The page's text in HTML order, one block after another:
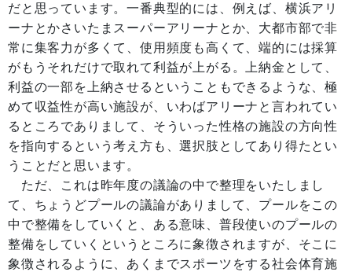
だと思っています。一番典型的には、例えば、横浜アリ
ーナとかさいたまスーパーアリーナとか、大都市部で非
常に集客力が多くて、使用頻度も高くて、端的には採算
がもうそれだけで取れて利益が上がる。上納金として、
利益の一部を上納させるということもできるような、極
めて収益性が高い施設が、いわばアリーナと言われてい
るところでありまして、そういった性格の施設の方向性
を指向するという考え方も、選択肢としてあり得たとい
うことだと思います。
ただ、これは昨年度の議論の中で整理をいたしまし
て、ちょうどプールの議論がありまして、プールをこの
中で整備をしていくと、ある意味、普段使いのプールの
整備をしていくというところに象徴されますが、そこに
象徴されるように、あくまでスポーツをする社会体育施